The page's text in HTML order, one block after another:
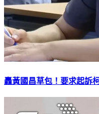
轟黃國昌草包！要求起訴